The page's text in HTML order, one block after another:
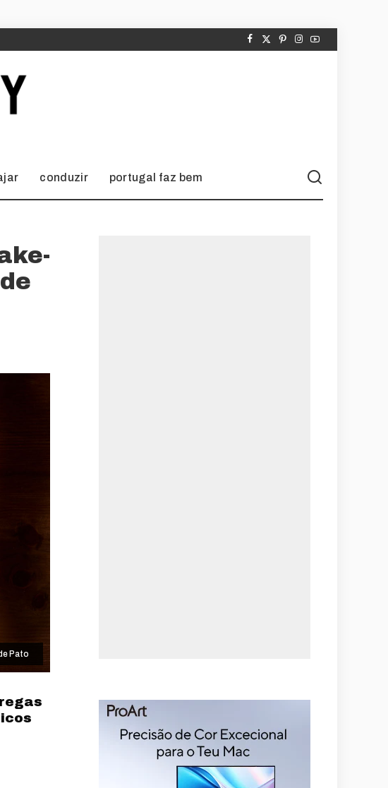
conduzir portugal faz bem
Pato